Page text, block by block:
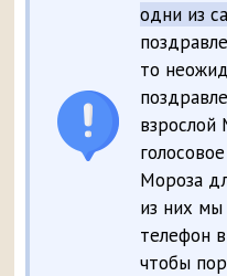
одни из
то
взрослой
Мороза
из них
телефон
чтобы